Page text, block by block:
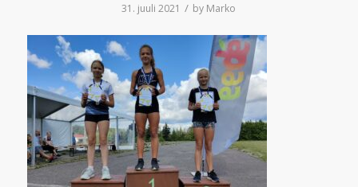
31. juuli 2021 / by Marko